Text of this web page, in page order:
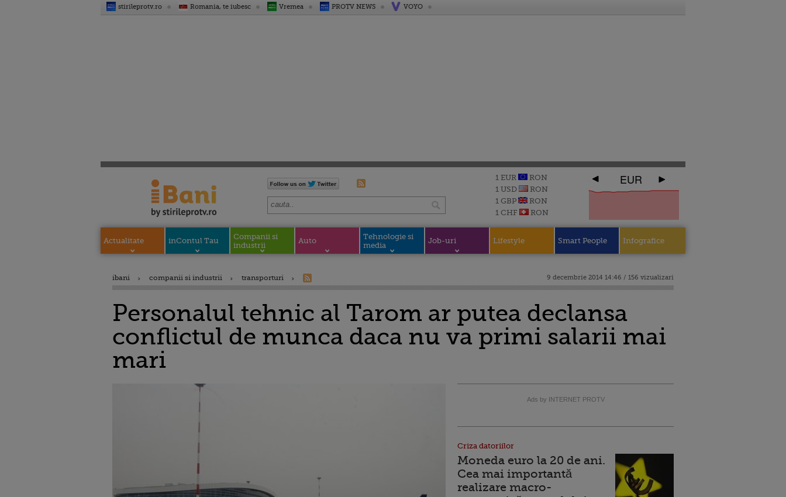
stirileprotv.ro Romania, te iubesc Vremea PROTV NEWS VOYO
1 EUR
RON
1 USD
RON
1 GBP
RON
1 CHF
RON
EUR
Actualitate inContul Tau
Companii si
industrii
Auto
Tehnologie si
media
Job-uri Lifestyle Smart People Infografice
ibani companii si industrii transporturi 9 decembrie 2014 14:46 / 156 vizualizari
Personalul tehnic al Tarom ar putea declansa
conflictul de munca daca nu va primi salarii mai
mari
Ads by INTERNET PROTV
Criza datoriilor
Moneda euro la 20 de ani.
Cea mai importantă
realizare macro-